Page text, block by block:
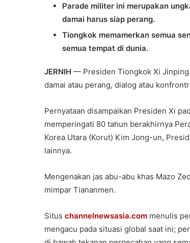
Parade militer ini merupakan
damai harus siap perang.
Tiongkok memamerkan semua
semua tempat di dunia.
JERNIH — Presiden Tiongkok Xi Jinping
damai atau perang, dialog atau
Pernyataan disampaikan Presiden Xi
memperingati 80 tahun berakhirnya
Korea Utara (Korut) Kim Jong-un,
lainnya.
Mengenakan jas abu-abu khas Mazo
mimpar Tiananmen.
Situs channelnewsasia.com menulis
mengacu pada situasi global saat ini;